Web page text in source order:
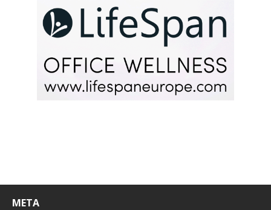
META